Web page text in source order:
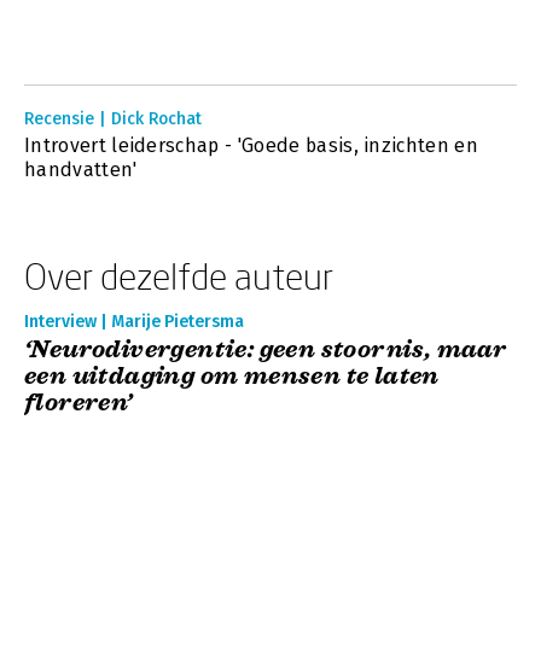
Recensie | Dick Rochat
Introvert leiderschap - 'Goede basis, inzichten en
handvatten'
Over dezelfde auteur
Interview | Marije Pietersma
‘Neurodivergentie: geen stoornis, maar
een uitdaging om mensen te laten
floreren’